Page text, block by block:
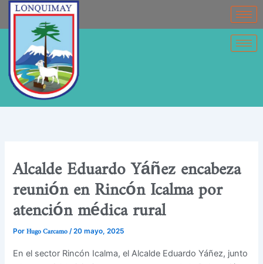
contenido
contenido
Alcalde Eduardo Yáñez encabeza
reunión en Rincón Icalma por
atención médica rural
PorHugo Carcamo/20 mayo, 2025
En el sector Rincón Icalma, el Alcalde Eduardo Yáñez, junto